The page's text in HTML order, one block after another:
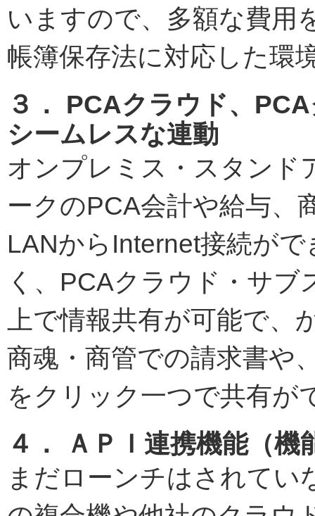
いますので、多額な費用
帳簿保存法に対応した環
３． PCAクラウド、
シームレスな連動
オンプレミス・スタンド
ークのPCA会計や給与、
LANからInternet接続が
く、PCAクラウド・サ
上で情報共有が可能で
商魂・商管での請求書や
をクリック一つで共有が
４． ＡＰＩ連携機能（
まだローンチはされてい